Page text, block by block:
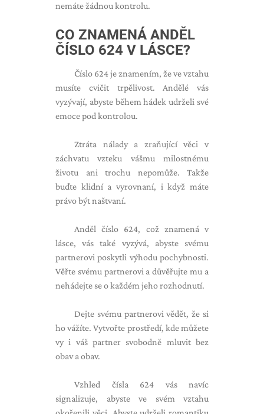
nemáte žádnou kontrolu.
CO ZNAMENÁ ANDĚL
ČÍSLO 624 V LÁSCE?
Číslo 624 je znamením, že ve vztahu
musíte cvičit trpělivost. Andělé vás
vyzývají, abyste během hádek udrželi své
emoce pod kontrolou.
Ztráta nálady a zraňující věci v
záchvatu vzteku vášmu milostnému
životu ani trochu nepomůže. Takže
buďte klidní a vyrovnaní, i když máte
právo být naštvaní.
Anděl číslo 624, což znamená v
lásce, vás také vyzývá, abyste svému
partnerovi poskytli výhodu pochybnosti.
Věřte svému partnerovi a důvěřujte mu a
nehádejte se o každém jeho rozhodnutí.
Dejte svému partnerovi vědět, že si
ho vážíte. Vytvořte prostředí, kde můžete
vy i váš partner svobodně mluvit bez
obav a obav.
Vzhled čísla 624 vás navíc
signalizuje, abyste ve svém vztahu